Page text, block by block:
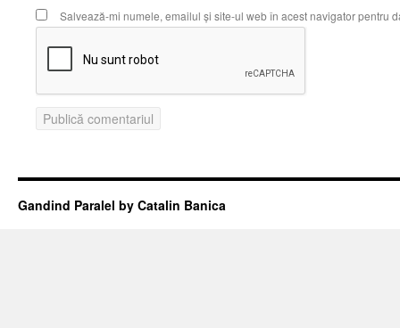
Salvează-mi numele, emailul și site-ul web în acest navigator pentru
Gandind Paralel by Catalin Banica